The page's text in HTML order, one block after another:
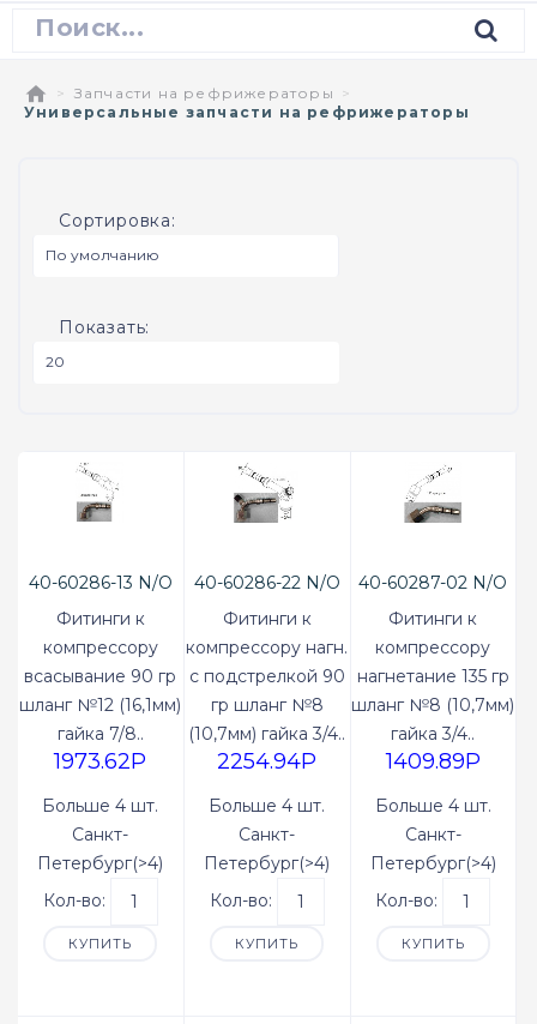
Запчасти на рефрижераторы
Универсальные запчасти на рефрижераторы
Сортировка:
Показать:
40-60286-13 N/O
Фитинги к
компрессору
всасывание 90 гр
шланг №12 (16,1мм)
гайка 7/8..
1973.62P
Больше 4 шт.
Санкт-
Петербург(>4)
Кол-во:
КУПИТЬ
40-60286-22 N/O
Фитинги к
компрессору нагн.
с подстрелкой 90
гр шланг №8
(10,7мм) гайка 3/4..
2254.94P
Больше 4 шт.
Санкт-
Петербург(>4)
Кол-во:
КУПИТЬ
40-60287-02 N/O
Фитинги к
компрессору
нагнетание 135 гр
шланг №8 (10,7мм)
гайка 3/4..
1409.89P
Больше 4 шт.
Санкт-
Петербург(>4)
Кол-во:
КУПИТЬ